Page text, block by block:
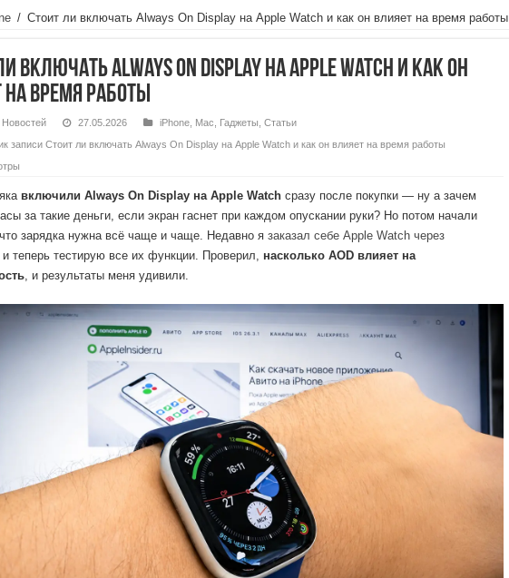
/ Стоит ли включать Always On Display на Apple Watch и как он влияет на время работы
включать Always On Display на Apple Watch и как он
на время работы
Новостей 27.05.2026 iPhone, Mac Гаджеты Статьи
к записи Стоит ли включать Always On Display на Apple Watch и как он влияет на время работы
включили Always On Display на Apple Watchсразу после покупки — ну а зачем
за такие деньги, если экран гаснет при каждом опускании руки? Но потом начали
зарядка нужна всё чаще и чаще. Недавно я заказал себе Apple Watch через
и теперь тестирую все их функции. Проверил, насколько AOD влияет на
, и результаты меня удивили.